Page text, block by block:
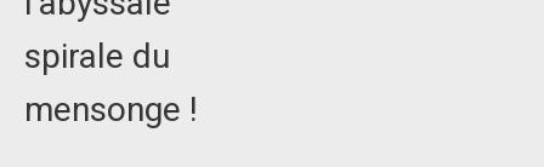
spirale du
mensonge !